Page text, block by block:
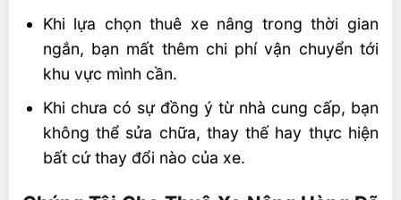
Khi lựa chọn thuê xe nâng trong thời gian
ngắn, bạn mất thêm chi phí vận chuyển tới
khu vực mình cần.
Khi chưa có sự đồng ý từ nhà cung cấp, bạn
không thể sửa chữa, thay thế hay thực hiện
bất cứ thay đổi nào của xe.